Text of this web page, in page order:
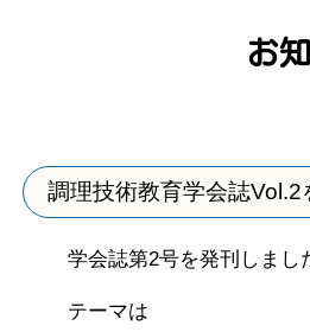
お
調理技術教育学会誌Vol.2
学会誌第2号を発刊しまし
テーマは